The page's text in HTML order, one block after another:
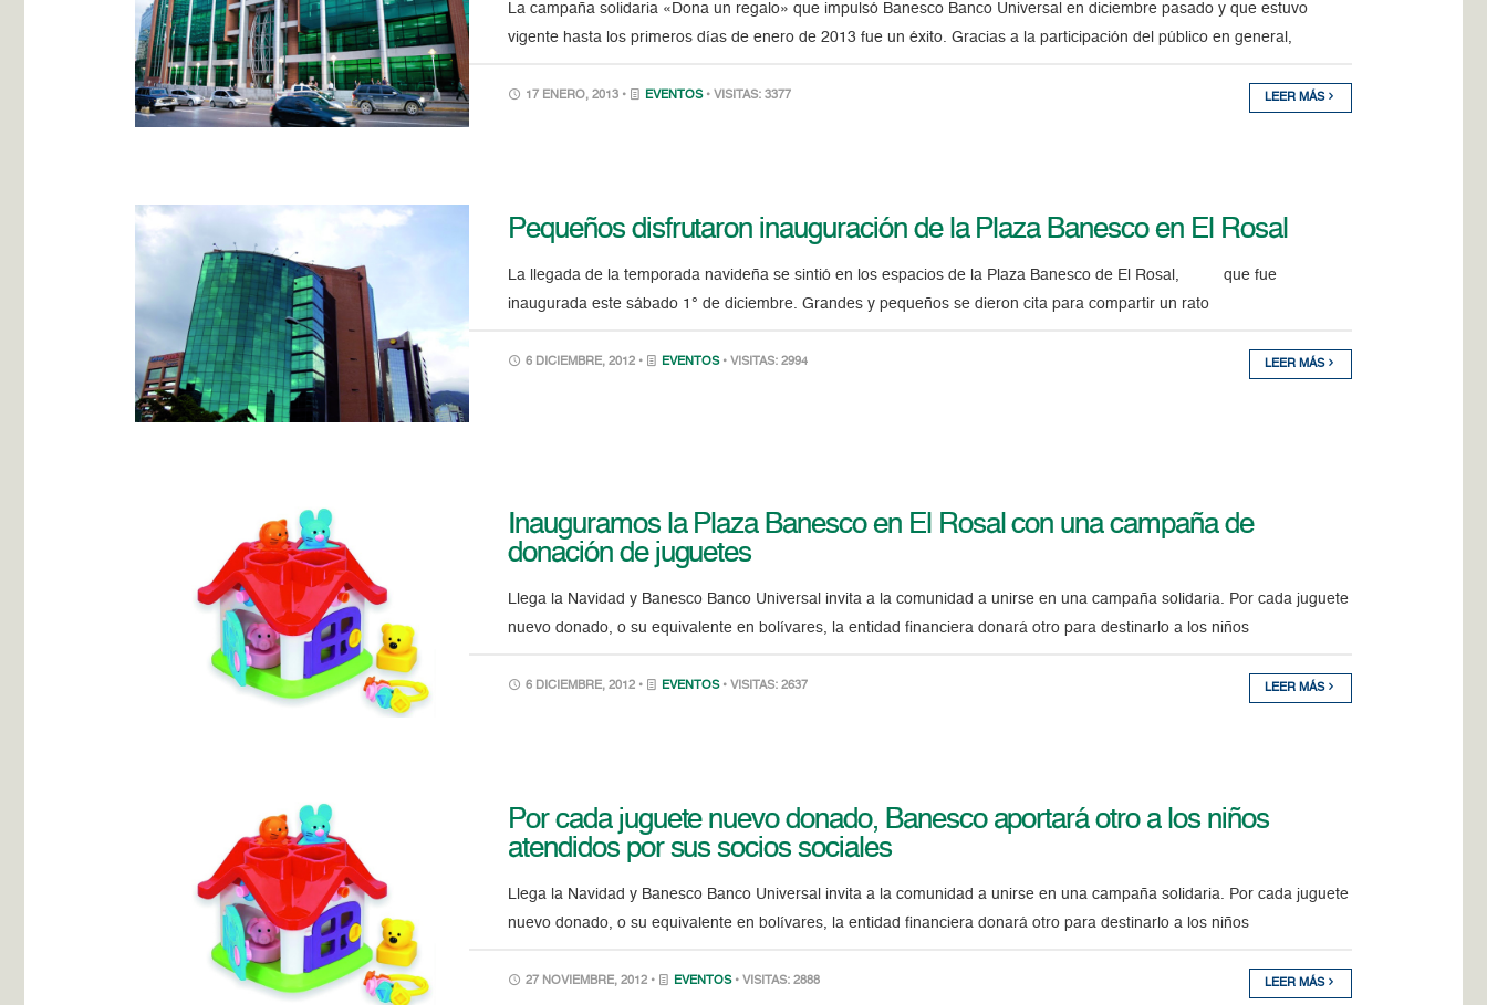
La campaña solidaria «Dona un regalo» que impulsó Banesco Banco Universal en diciembre pasado y que estuvo
vigente hasta los primeros días de enero de 2013 fue un éxito. Gracias a la participación del público en general,
17 ENERO, 2013 • EVENTOS • VISITAS: 3377 LEER MÁS
Pequeños disfrutaron inauguración de la Plaza Banesco en El Rosal
La llegada de la temporada navideña se sintió en los espacios de la Plaza Banesco de El Rosal, que fue
inaugurada este sábado 1° de diciembre. Grandes y pequeños se dieron cita para compartir un rato
6 DICIEMBRE, 2012 • EVENTOS • VISITAS: 2994 LEER MÁS
Inauguramos la Plaza Banesco en El Rosal con una campaña de
donación de juguetes
Llega la Navidad y Banesco Banco Universal invita a la comunidad a unirse en una campaña solidaria. Por cada juguete
nuevo donado, o su equivalente en bolívares, la entidad financiera donará otro para destinarlo a los niños
6 DICIEMBRE, 2012 • EVENTOS • VISITAS: 2637 LEER MÁS
Por cada juguete nuevo donado, Banesco aportará otro a los niños
atendidos por sus socios sociales
Llega la Navidad y Banesco Banco Universal invita a la comunidad a unirse en una campaña solidaria. Por cada juguete
nuevo donado, o su equivalente en bolívares, la entidad financiera donará otro para destinarlo a los niños
27 NOVIEMBRE, 2012 • EVENTOS • VISITAS: 2888 LEER MÁS